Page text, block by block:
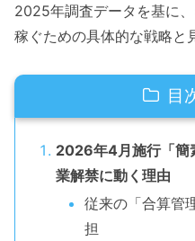
2025年調査データを基に
稼ぐための具体的な戦略と
目
2026年4月施行「簡
業解禁に動く理由
従来の「合算管
担